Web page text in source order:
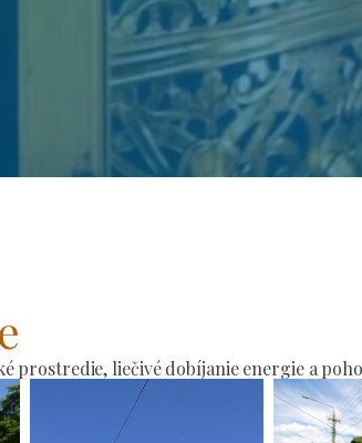
prostredie, liečivé dobíjanie energie a